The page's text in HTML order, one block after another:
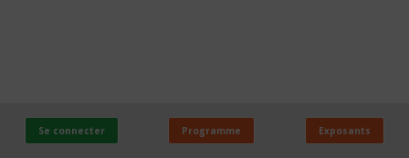
Se connecter Programme Exposants